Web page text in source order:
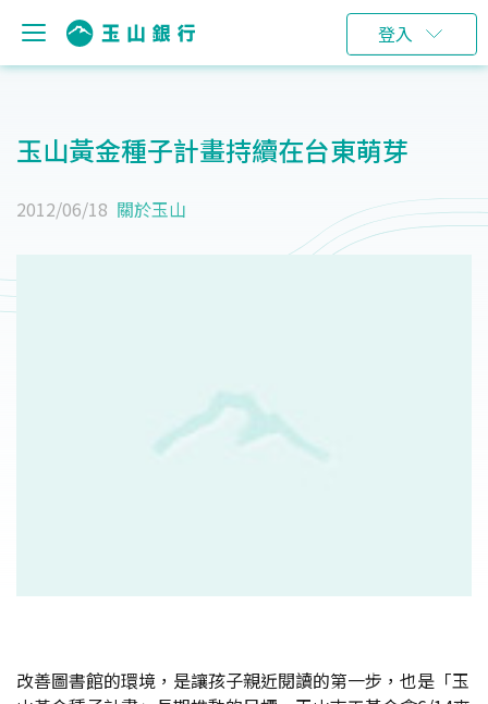
登入
玉山黃金種子計畫持續在台東萌芽
2012/06/18 關於玉山
改善圖書館的環境，是讓孩子親近閱讀的第一步，也是「玉